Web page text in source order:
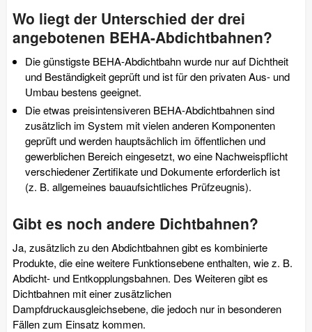
Wo liegt der Unterschied der drei
angebotenen BEHA-Abdichtbahnen?
Die günstigste BEHA-Abdichtbahn wurde nur auf Dichtheit
und Beständigkeit geprüft und ist für den privaten Aus- und
Umbau bestens geeignet.
Die etwas preisintensiveren BEHA-Abdichtbahnen sind
zusätzlich im System mit vielen anderen Komponenten
geprüft und werden hauptsächlich im öffentlichen und
gewerblichen Bereich eingesetzt, wo eine Nachweispflicht
verschiedener Zertifikate und Dokumente erforderlich ist
(z. B. allgemeines bauaufsichtliches Prüfzeugnis).
Gibt es noch andere Dichtbahnen?
Ja, zusätzlich zu den Abdichtbahnen gibt es kombinierte
Produkte, die eine weitere Funktionsebene enthalten, wie z. B.
Abdicht- und Entkopplungsbahnen. Des Weiteren gibt es
Dichtbahnen mit einer zusätzlichen
Dampfdruckausgleichsebene, die jedoch nur in besonderen
Fällen zum Einsatz kommen.